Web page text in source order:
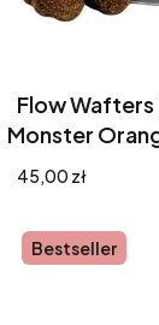
Flow Wafters
Monster
Cena
45,00 zł
Bestseller